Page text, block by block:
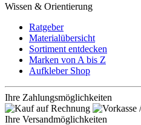
Wissen & Orientierung
Ratgeber
Materialübersicht
Sortiment entdecken
Marken von A bis Z
Aufkleber Shop
Ihre Zahlungsmöglichkeiten
Ihre Versandmöglichkeiten